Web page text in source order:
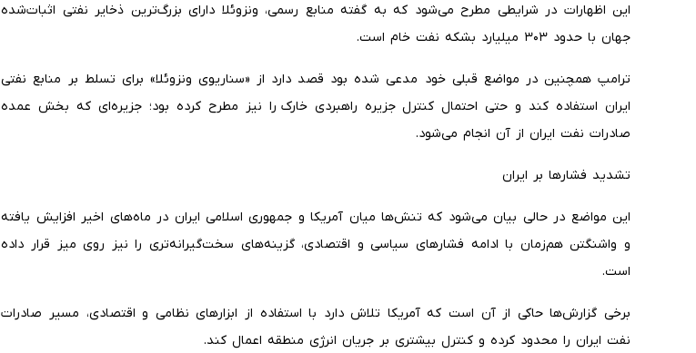
این اظهارات در شرایطی مطرح می‌شود که به گفته منابع رسمی، ونزوئلا دارای بزرگ‌ترین ذخایر نفتی اثبات‌شده
جهان با حدود ۳۰۳ میلیارد بشکه نفت خام است.
ترامپ همچنین در مواضع قبلی خود مدعی شده بود قصد دارد از «سناریوی ونزوئلا» برای تسلط بر منابع نفتی
ایران استفاده کند و حتی احتمال کنترل جزیره راهبردی خارک را نیز مطرح کرده بود؛ جزیره‌ای که بخش عمده
صادرات نفت ایران از آن انجام می‌شود.
تشدید فشارها بر ایران
این مواضع در حالی بیان می‌شود که تنش‌ها میان آمریکا و جمهوری اسلامی ایران در ماه‌های اخیر افزایش یافته
و واشنگتن هم‌زمان با ادامه فشارهای سیاسی و اقتصادی، گزینه‌های سخت‌گیرانه‌تری را نیز روی میز قرار داده
است.
برخی گزارش‌ها حاکی از آن است که آمریکا تلاش دارد با استفاده از ابزارهای نظامی و اقتصادی، مسیر صادرات
نفت ایران را محدود کرده و کنترل بیشتری بر جریان انرژی منطقه اعمال کند.